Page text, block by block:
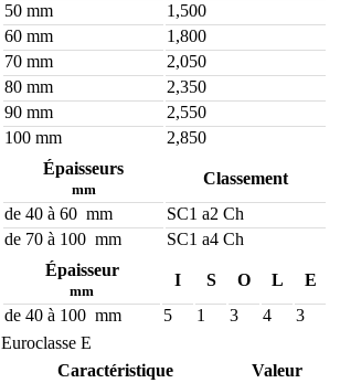
50 mm
1,500
60 mm
1,800
70 mm
2,050
80 mm
2,350
90 mm
2,550
100 mm
2,850
Épaisseurs
mm
Classement
de 40 à 60 mm
SC1 a2 Ch
de 70 à 100 mm
SC1 a4 Ch
Épaisseur
mm
I S O L
E
de 40 à 100 mm
5 1 3 4
3
Euroclasse E
Caractéristique
Valeur